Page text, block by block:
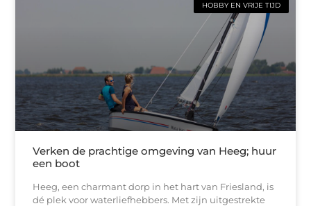
HOBBY EN VRIJE TIJD
Verken de prachtige omgeving van Heeg; huur
een boot
Heeg, een charmant dorp in het hart van Friesland, is
dé plek voor waterliefhebbers. Met zijn uitgestrekte